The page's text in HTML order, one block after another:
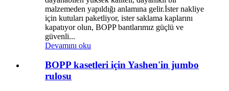
malzemeden yapıldığı anlamına gelir.İster nakliye
için kutuları paketliyor, ister saklama kaplarını
kapatıyor olun, BOPP bantlarımız güçlü ve
güvenli...
Devamını oku
BOPP kasetleri için Yashen'in jumbo
rulosu